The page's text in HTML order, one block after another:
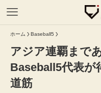
ホーム Baseball5
アジア連覇まで
Baseball5代表が
道筋